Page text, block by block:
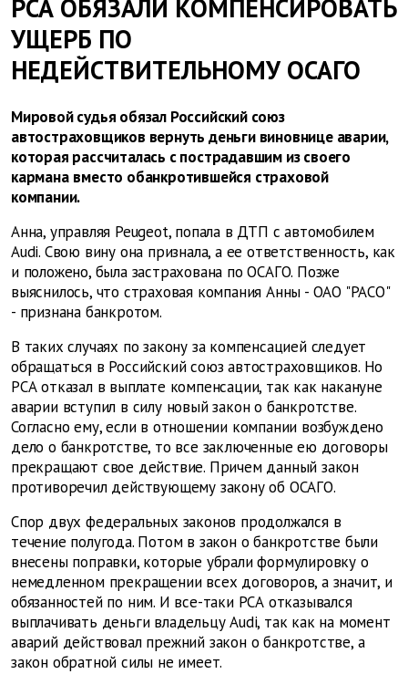
РСА ОБЯЗАЛИ КОМПЕНСИРОВАТЬ
УЩЕРБ ПО
НЕДЕЙСТВИТЕЛЬНОМУ ОСАГО
Мировой судья обязал Российский союз
автостраховщиков вернуть деньги виновнице аварии,
которая рассчиталась с пострадавшим из своего
кармана вместо обанкротившейся страховой
компании.
Анна, управляя Peugeot, попала в ДТП с автомобилем
Audi. Свою вину она признала, а ее ответственность, как
и положено, была застрахована по ОСАГО. Позже
выяснилось, что страховая компания Анны - ОАО "РАСО"
- признана банкротом.
В таких случаях по закону за компенсацией следует
обращаться в Российский союз автостраховщиков. Но
РСА отказал в выплате компенсации, так как накануне
аварии вступил в силу новый закон о банкротстве.
Согласно ему, если в отношении компании возбуждено
дело о банкротстве, то все заключенные ею договоры
прекращают свое действие. Причем данный закон
противоречил действующему закону об ОСАГО.
Спор двух федеральных законов продолжался в
течение полугода. Потом в закон о банкротстве были
внесены поправки, которые убрали формулировку о
немедленном прекращении всех договоров, а значит, и
обязанностей по ним. И все-таки РСА отказывался
выплачивать деньги владельцу Audi, так как на момент
аварий действовал прежний закон о банкротстве, а
закон обратной силы не имеет.